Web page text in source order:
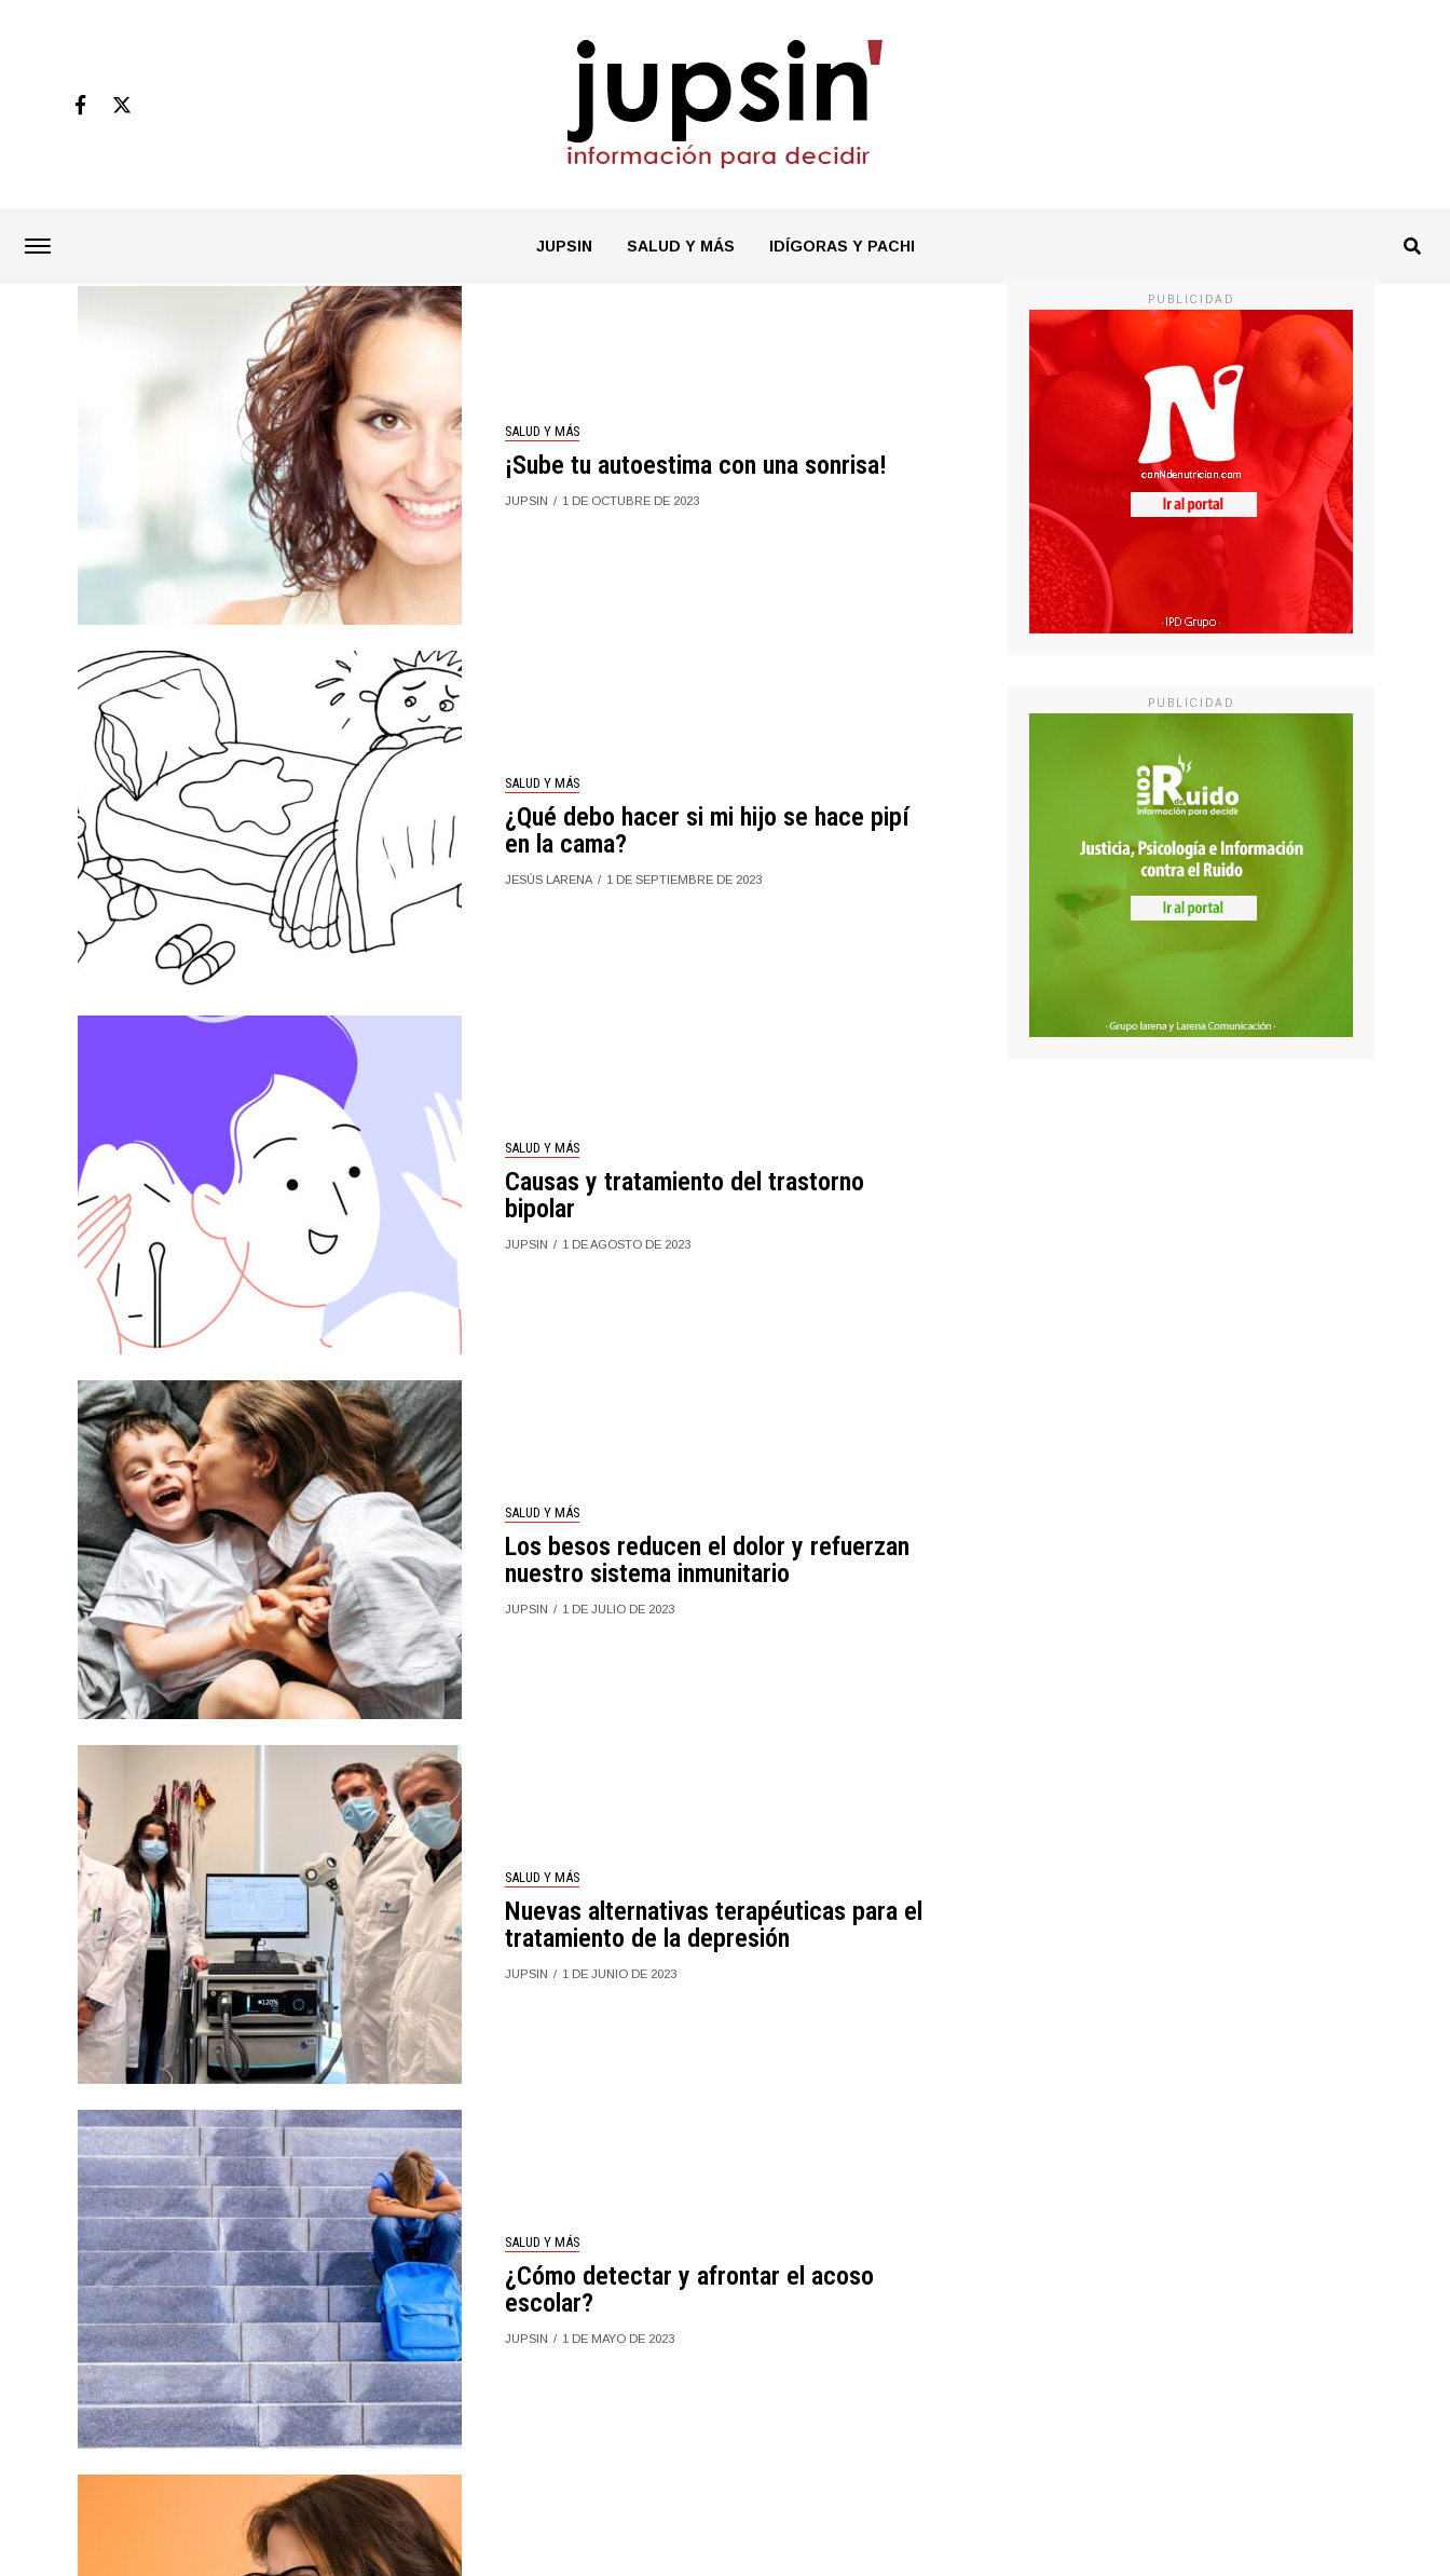
JUPSIN SALUD Y MÁS IDÍGORAS Y PACHI
SALUD Y MÁS
¡Sube tu autoestima con una sonrisa!
JUPSIN 1 DE OCTUBRE DE 2023
SALUD Y MÁS
¿Qué debo hacer si mi hijo se hace pipí
en la cama?
JESÚS LARENA 1 DE SEPTIEMBRE DE 2023
SALUD Y MÁS
Causas y tratamiento del trastorno
bipolar
JUPSIN 1 DE AGOSTO DE 2023
SALUD Y MÁS
Los besos reducen el dolor y refuerzan
nuestro sistema inmunitario
JUPSIN 1 DE JULIO DE 2023
SALUD Y MÁS
Nuevas alternativas terapéuticas para el
tratamiento de la depresión
JUPSIN 1 DE JUNIO DE 2023
SALUD Y MÁS
¿Cómo detectar y afrontar el acoso
escolar?
JUPSIN 1 DE MAYO DE 2023
PUBLICIDAD
PUBLICIDAD